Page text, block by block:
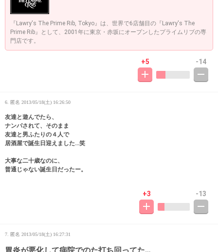
『Lawry's The Prime Rib, Tokyo』は、世界で6店舗目の『Lawry's The
Prime Rib』として、2001年に東京・赤坂にオープンしたプライムリブの専
門店です。
+5 -14
6. 匿名 2013/05/18(土) 16:26:50
友達と遊んでたら、
ナンパされて、そのまま
友達と男ふたりの４人で
居酒屋で誕生日迎えました…笑
大事な二十歳なのに、
普通じゃない誕生日だったー。
+3 -13
7. 匿名 2013/05/18(土) 16:27:31